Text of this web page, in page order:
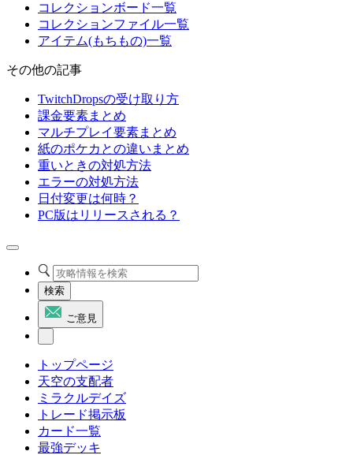
コレクションボード一覧
コレクションファイル一覧
アイテム(もちもの)一覧
その他の記事
TwitchDropsの受け取り方
課金要素まとめ
マルチプレイ要素まとめ
紙のポケカとの違いまとめ
重いときの対処方法
エラーの対処方法
日付変更は何時？
PC版はリリースされる？
検索
ご意見
トップページ
天空の支配者
ミラクルデイズ
トレード掲示板
カード一覧
最強デッキ